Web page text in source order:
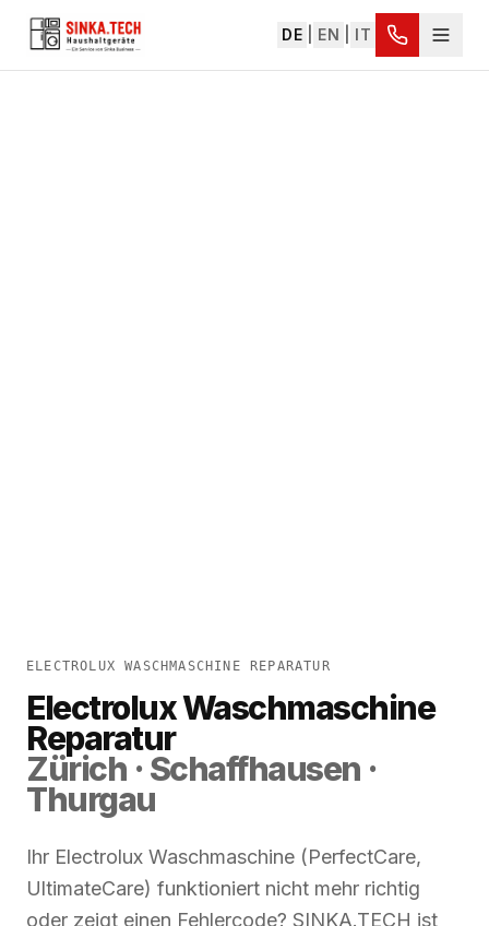
DE EN IT
ELECTROLUX WASCHMASCHINE REPARATUR
Electrolux Waschmaschine
Reparatur
Zürich · Schaffhausen ·
Thurgau
Ihr Electrolux Waschmaschine (PerfectCare,
UltimateCare) funktioniert nicht mehr richtig
oder zeigt einen Fehlercode? SINKA.TECH ist